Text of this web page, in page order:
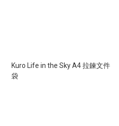
Kuro Life in the Sky A4 拉鍊文件
袋